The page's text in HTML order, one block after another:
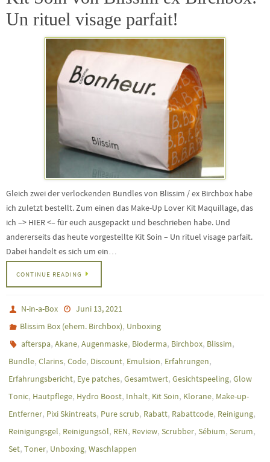
Un rituel visage parfait!
Gleich zwei der verlockenden Bundles von Blissim / ex Birchbox habe
ich zuletzt bestellt. Zum einen das Make-Up Lover Kit Maquillage, das
ich –> HIER <– für euch ausgepackt und beschrieben habe. Und
andererseits das heute vorgestellte Kit Soin – Un rituel visage parfait.
Dabei handelt es sich um ein…
CONTINUE READING
N-in-a-Box
Juni 13, 2021
Blissim Box (ehem. Birchbox), Unboxing
afterspa,Akane,Augenmaske, Bioderma, Birchbox, Blissim,
Bundle, Clarins, Code, Discount, Emulsion, Erfahrungen,
Erfahrungsbericht, Eye patches, Gesamtwert, Gesichtspeeling, Glow
Tonic, Hautpflege, Hydro Boost, Inhalt, Kit Soin, Klorane, Make-up-
Entferner, Pixi Skintreats, Pure scrub, Rabatt, Rabattcode, Reinigung,
Reinigungsgel, Reinigungsöl, REN, Review, Scrubber, Sébium, Serum,
Set, Toner, Unboxing, Waschlappen